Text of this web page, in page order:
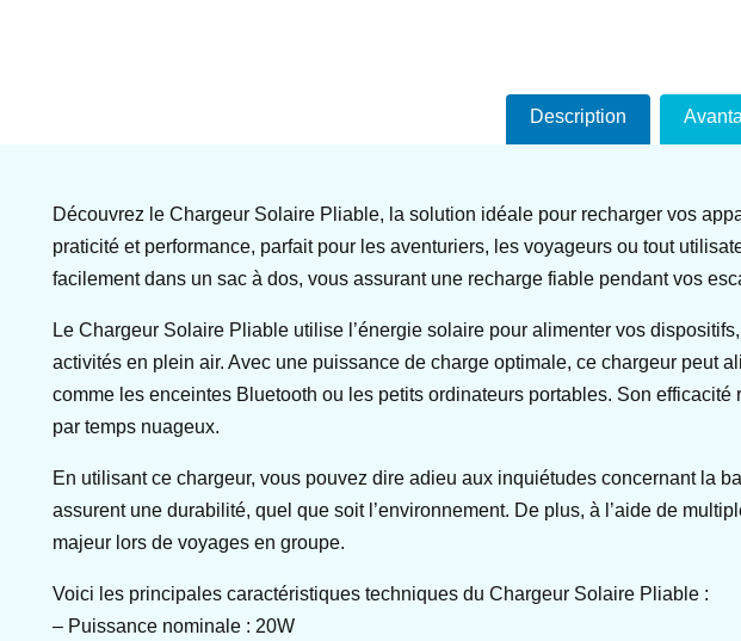
Description
Découvrez le Chargeur Solaire Pliable, la solution idéale pour recharger vos
praticité et performance, parfait pour les aventuriers, les voyageurs ou tout
facilement dans un sac à dos, vous assurant une recharge fiable pendant vos
Le Chargeur Solaire Pliable utilise l’énergie solaire pour alimenter vos
activités en plein air. Avec une puissance de charge optimale, ce chargeur peut
comme les enceintes Bluetooth ou les petits ordinateurs portables. Son
par temps nuageux.
En utilisant ce chargeur, vous pouvez dire adieu aux inquiétudes concernant la
assurent une durabilité, quel que soit l’environnement. De plus, à l’aide de
majeur lors de voyages en groupe.
Voici les principales caractéristiques techniques du Chargeur Solaire Pliable :
– Puissance nominale : 20W